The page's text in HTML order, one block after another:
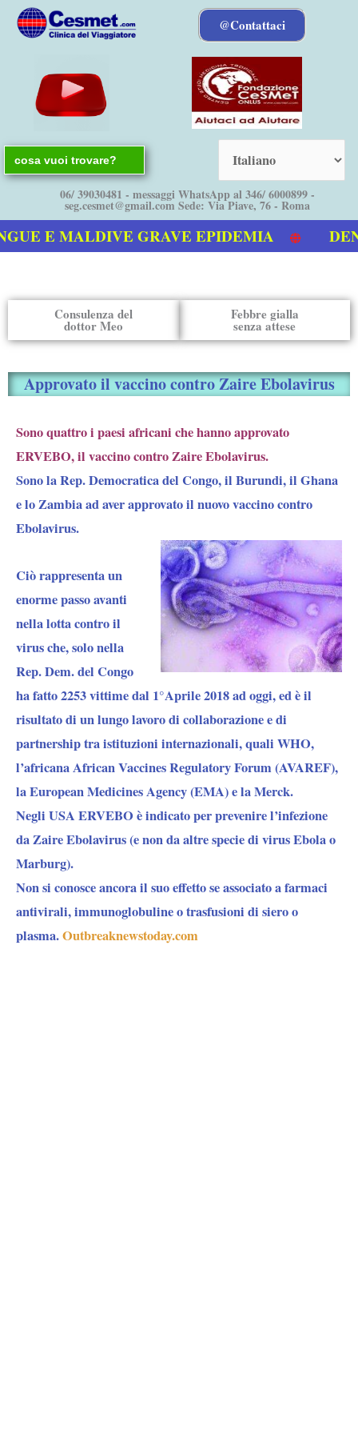
@Contattaci
Search
for:
06/ 39030481 - messaggi WhatsApp al 346/ 6000899 -
seg.cesmet@gmail.com Sede: Via Piave, 76 - Roma
E MALDIVE GRAVE EPIDEMIA
Consulenza del
dottor Meo
Febbre gialla
senza attese
Approvato il vaccino contro Zaire Ebolavirus
Sono quattro i paesi africani che hanno approvato
ERVEBO, il vaccino contro Zaire Ebolavirus.
Sono la Rep. Democratica del Congo, il Burundi, il Ghana
e lo Zambia ad aver approvato il nuovo vaccino contro
Ebolavirus.
Ciò rappresenta un
enorme passo avanti
nella lotta contro il
virus che, solo nella
Rep. Dem. del Congo
ha fatto 2253 vittime dal 1°Aprile 2018 ad oggi, ed è il
risultato di un lungo lavoro di collaborazione e di
partnership tra istituzioni internazionali, quali WHO,
l’africana African Vaccines Regulatory Forum (AVAREF),
la European Medicines Agency (EMA) e la Merck.
Negli USA ERVEBO è indicato per prevenire l’infezione
da Zaire Ebolavirus (e non da altre specie di virus Ebola o
Marburg).
Non si conosce ancora il suo effetto se associato a farmaci
antivirali, immunoglobuline o trasfusioni di siero o
plasma.Outbreaknewstoday.com